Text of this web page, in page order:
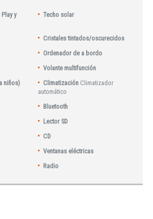
y
Techo solar
Cristales tintados/oscurecidos
Ordenador de a bordo
Volante multifunción
niños)
Climatización Climatizador
automático
Bluetooth
Lector SD
CD
Ventanas eléctricas
Radio